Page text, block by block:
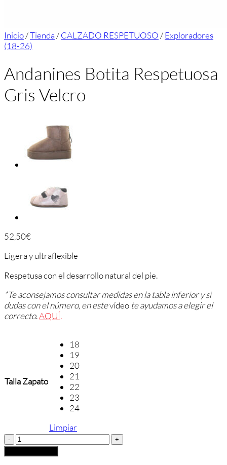
Inicio/Tienda/CALZADO RESPETUOSO/Exploradores
(18-26)
Andanines Botita Respetuosa
Gris Velcro
52,50€
Ligera y ultraflexible
Respetusa con el desarrollo natural del pie.
*Te aconsejamos consultar medidas en la tabla inferior y si
dudas con el número, en estevídeo te ayudamos a elegir el
correcto.AQUÍ.
Talla Zapato
18
19
20
21
22
23
24
Limpiar
Andanines
Botita
Respetuosa